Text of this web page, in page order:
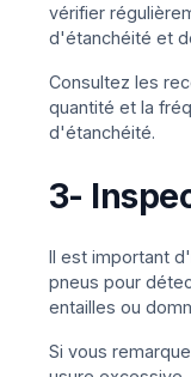
vérifier
d'étanchéité et
Consultez les
quantité et la
d'étanchéité.
3-
Il est important
pneus pour
entailles ou
Si vous